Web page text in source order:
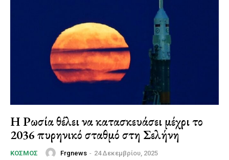
Η Ρωσία θέλει να κατασκευάσει μέχρι το
2036 πυρηνικό σταθμό στη Σελήνη
ΚΌΣΜΟΣ Frgnews - 24 Δεκεμβρίου, 2025